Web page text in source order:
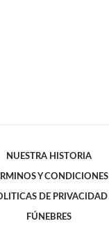
NUESTRA HISTORIA
Y CONDICIONES
DE PRIVACIDAD
FÚNEBRES